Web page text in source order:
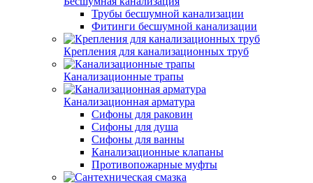
Трубы бесшумной канализации
Фитинги бесшумной канализации
Крепления для канализационных труб
Канализационные трапы
Канализационная арматура
Сифоны для раковин
Сифоны для душа
Сифоны для ванны
Канализационные клапаны
Противопожарные муфты